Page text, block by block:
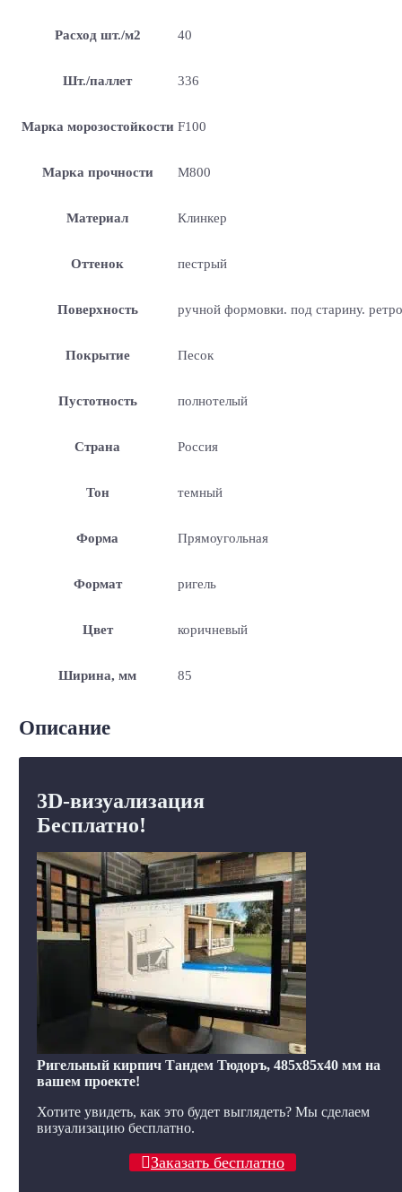
Расход шт./м2 40
Шт./паллет 336
Марка морозостойкости F100
Марка прочности М800
Материал Клинкер
Оттенок пестрый
Поверхность ручной формовки. под старину. ретро
Покрытие Песок
Пустотность полнотелый
Страна Россия
Тон темный
Форма Прямоугольная
Формат ригель
Цвет коричневый
Ширина, мм 85
Описание
3D-визуализация
Бесплатно!
Ригельный кирпич Тандем Тюдоръ, 485x85x40 мм на
вашем проекте!
Хотите увидеть, как это будет выглядеть? Мы сделаем
визуализацию бесплатно.
Заказать бесплатно